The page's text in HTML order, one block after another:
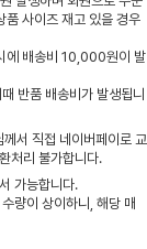
품 사이즈 재고 있을 경우
에 배송비 10,000원이 발
반품 배송비가 발생됩니
서 직접 네이버페이로 교
처리 불가합니다.
가능합니다.
량이 상이하니, 해당 매